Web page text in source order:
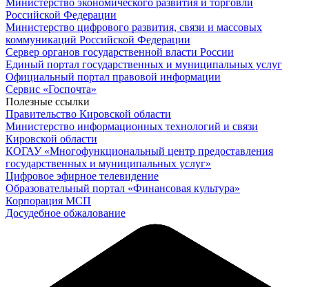
Российской Федерации
Министерство цифрового развития, связи и массовых
коммуникаций Российской Федерации
Сервер органов государственной власти России
Единый портал государственных и муниципальных услуг
Официальный портал правовой информации
Cервис «Госпочта»
Полезные ссылки
Правительство Кировской области
Министерство информационных технологий и связи
Кировской области
КОГАУ «Многофункциональный центр предоставления
государственных и муниципальных услуг»
Цифровое эфирное телевидение
Образовательный портал «Финансовая культура»
Корпорация МСП
Досудебное обжалование